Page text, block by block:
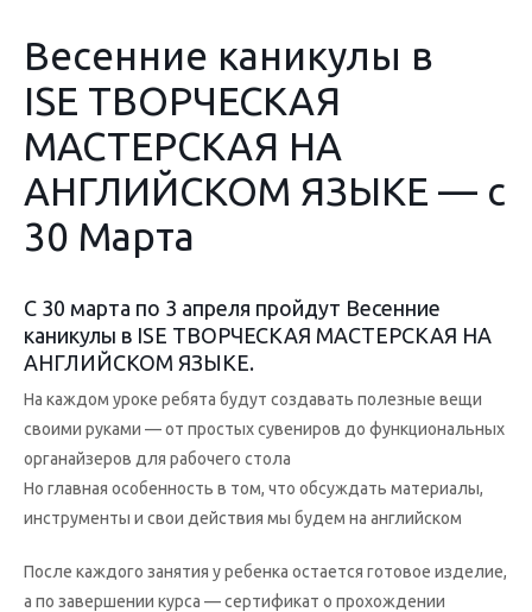
Весенние каникулы в
ISE ТВОРЧЕСКАЯ
МАСТЕРСКАЯ НА
АНГЛИЙСКОМ ЯЗЫКЕ — с
30 Марта
С 30 марта по 3 апреля пройдут Весенние
каникулы в ISE ТВОРЧЕСКАЯ МАСТЕРСКАЯ НА
АНГЛИЙСКОМ ЯЗЫКЕ.
На каждом уроке ребята будут создавать полезные вещи
своими руками — от простых сувениров до функциональных
органайзеров для рабочего стола
Но главная особенность в том, что обсуждать материалы,
инструменты и свои действия мы будем на английском
После каждого занятия у ребенка остается готовое изделие,
а по завершении курса — сертификат о прохождении